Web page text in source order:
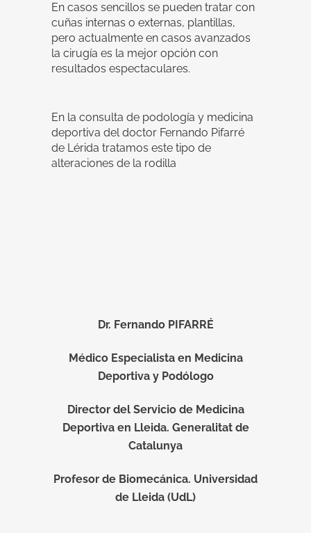
En casos sencillos se pueden tratar con
cuñas internas o externas, plantillas,
pero actualmente en casos avanzados
la cirugía es la mejor opción con
resultados espectaculares.
En la consulta de podología y medicina
deportiva del doctor Fernando Pifarré
de Lérida tratamos este tipo de
alteraciones de la rodilla
Dr. Fernando PIFARRÉ
Médico Especialista en Medicina
Deportiva y Podólogo
Director del Servicio de Medicina
Deportiva en Lleida. Generalitat de
Catalunya
Profesor de Biomecánica. Universidad
de Lleida (UdL)